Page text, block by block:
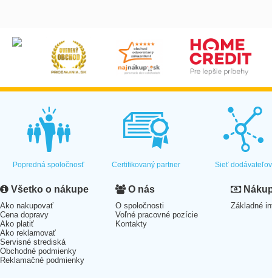
Popredná spoločnosť Certifikovaný partner Sieť dodávateľov
Všetko o nákupe
Ako nakupovať
Cena dopravy
Ako platiť
Ako reklamovať
Servisné strediská
Obchodné podmienky
Reklamačné podmienky
O nás
O spoločnosti
Voľné pracovné pozície
Kontakty
Základné